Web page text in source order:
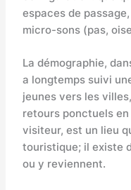
espaces de
micro-sons (pas,
La démographie,
a longtemps suivi
jeunes vers les
retours ponctuels
visiteur, est un lieu
touristique; il existe
ou y reviennent.